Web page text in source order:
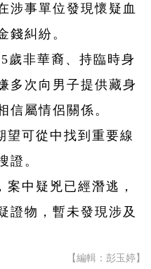
涉事單位發現懷疑血
錢糾紛。
歲非華裔、持臨時身
多次向男子提供藏身
信屬情侶關係。
望可從中找到重要線
證。
中疑兇已經潛逃，
證物，暫未發現涉及
【編輯：彭玉婷】